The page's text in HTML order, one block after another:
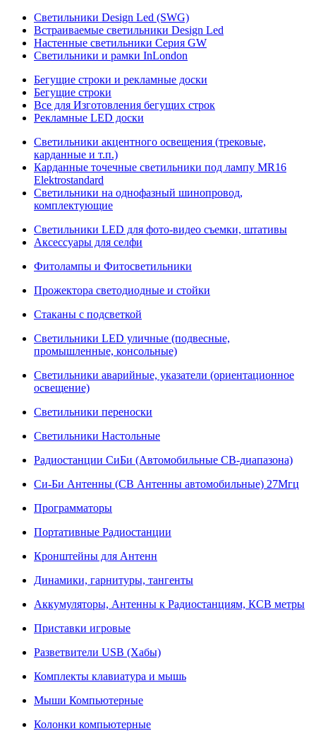
Светильники Design Led (SWG)
Встраиваемые светильники Design Led
Настенные светильники Серия GW
Светильники и рамки InLondon
Бегущие строки и рекламные доски
Бегущие строки
Все для Изготовления бегущих строк
Рекламные LED доски
Светильники акцентного освещения (трековые,
карданные и т.п.)
Карданные точечные светильники под лампу MR16
Elektrostandard
Светильники на однофазный шинопровод,
комплектующие
Светильники LED для фото-видео съемки, штативы
Аксессуары для селфи
Фитолампы и Фитосветильники
Прожектора светодиодные и стойки
Стаканы с подсветкой
Светильники LED уличные (подвесные,
промышленные, консольные)
Светильники аварийные, указатели (ориентационное
освещение)
Светильники переноски
Светильники Настольные
Радиостанции СиБи (Автомобильные СВ-диапазона)
Си-Би Антенны (СВ Антенны автомобильные) 27Мгц
Программаторы
Портативные Радиостанции
Кронштейны для Антенн
Динамики, гарнитуры, тангенты
Аккумуляторы, Антенны к Радиостанциям, КСВ метры
Приставки игровые
Разветвители USB (Хабы)
Комплекты клавиатура и мышь
Мыши Компьютерные
Колонки компьютерные